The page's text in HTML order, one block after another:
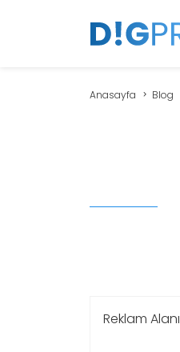
Anasayfa Blog
Reklam Alanı